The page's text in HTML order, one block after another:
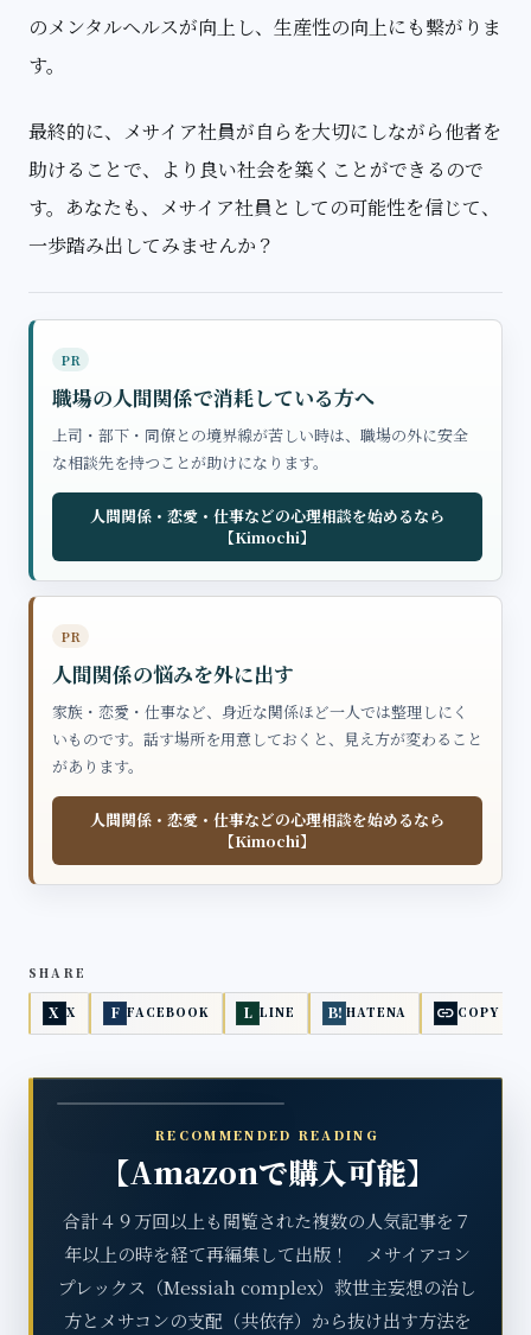
のメンタルヘルスが向上し、生産性の向上にも繋がりま
す。
最終的に、メサイア社員が自らを大切にしながら他者を
助けることで、より良い社会を築くことができるので
す。あなたも、メサイア社員としての可能性を信じて、
一歩踏み出してみませんか？
PR
職場の人間関係で消耗している方へ
上司・部下・同僚との境界線が苦しい時は、職場の外に安全
な相談先を持つことが助けになります。
人間関係・恋愛・仕事などの心理相談を始めるなら
【Kimochi】
PR
人間関係の悩みを外に出す
家族・恋愛・仕事など、身近な関係ほど一人では整理しにく
いものです。話す場所を用意しておくと、見え方が変わること
があります。
人間関係・恋愛・仕事などの心理相談を始めるなら
【Kimochi】
SHARE
X X F FACEBOOK L LINE B! HATENA link COPY
RECOMMENDED READING
【Amazonで購入可能】
合計４９万回以上も閲覧された複数の人気記事を７
年以上の時を経て再編集して出版！ メサイアコン
プレックス（Messiah complex）救世主妄想の治し
方とメサコンの支配（共依存）から抜け出す方法を